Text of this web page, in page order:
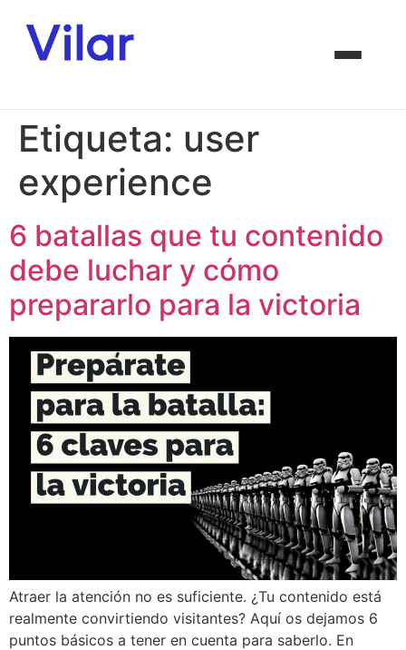
Etiqueta: user
experience
6 batallas que tu contenido
debe luchar y cómo
prepararlo para la victoria
Atraer la atención no es suficiente. ¿Tu contenido está
realmente convirtiendo visitantes? Aquí os dejamos 6
puntos básicos a tener en cuenta para saberlo. En